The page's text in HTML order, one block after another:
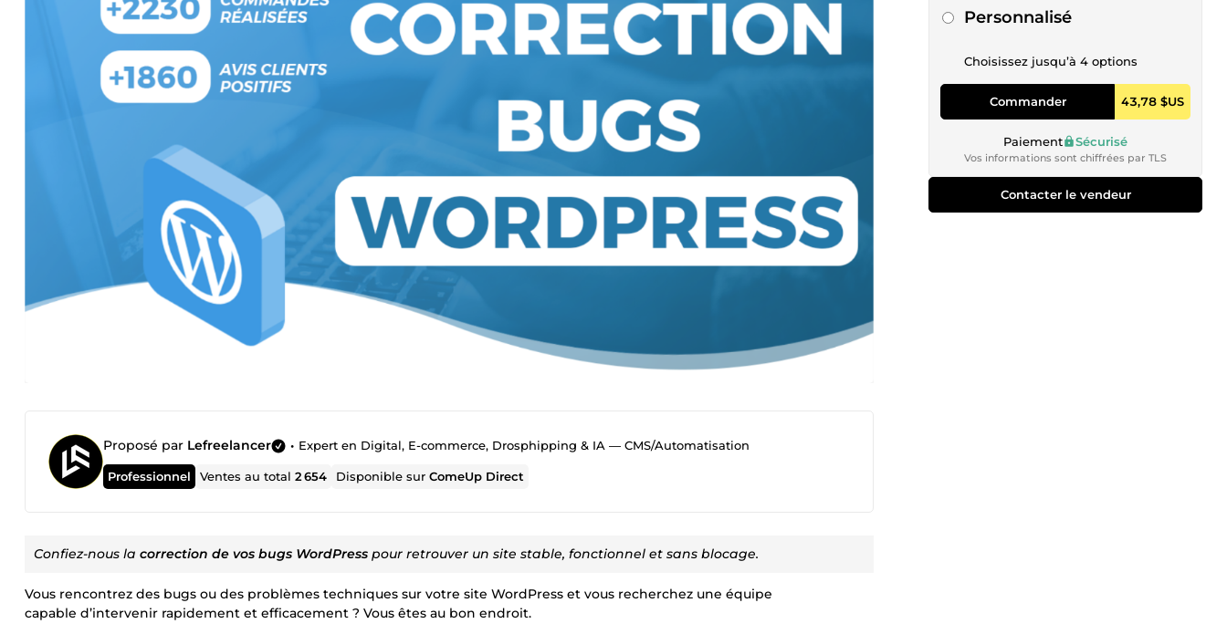
Proposé par Lefreelancer • Expert en Digital, E-commerce, Drosphipping & IA — CMS/Automatisation
Professionnel Ventes au total2 654 Disponible surComeUp Direct
Confiez-nous la correction de vos bugs WordPress pour retrouver un site stable, fonctionnel et sans blocage.
Vous rencontrez des bugs ou des problèmes techniques sur votre site WordPress et vous recherchez une équipe
capable d’intervenir rapidement et efficacement ? Vous êtes au bon endroit.
Personnalisé
Choisissez jusqu’à 4 options
Commander 43,78 $US
Paiement Sécurisé
Vos informations sont chiffrées par TLS
Contacter le vendeur